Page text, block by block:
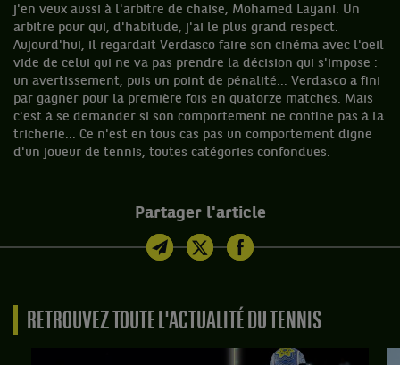
j'en veux aussi à l'arbitre de chaise, Mohamed Layani. Un
arbitre pour qui, d'habitude, j'ai le plus grand respect.
Aujourd'hui, il regardait Verdasco faire son cinéma avec l'oeil
vide de celui qui ne va pas prendre la décision qui s'impose :
un avertissement, puis un point de pénalité... Verdasco a fini
par gagner pour la première fois en quatorze matches. Mais
c'est à se demander si son comportement ne confine pas à la
tricherie... Ce n'est en tous cas pas un comportement digne
d'un joueur de tennis, toutes catégories confondues.
Partager l'article
RETROUVEZ TOUTE L'ACTUALITÉ DU TENNIS